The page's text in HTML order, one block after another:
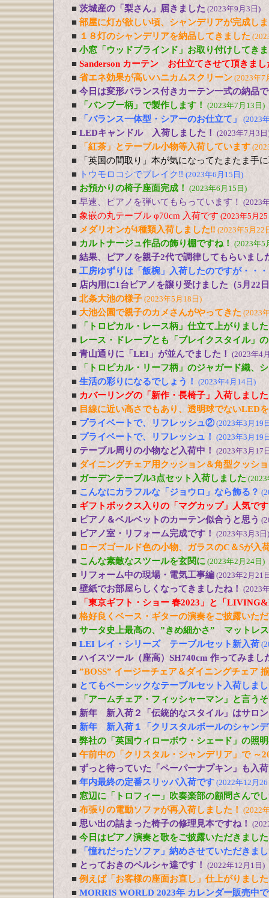
■ 茨城産の「梨さん」届きました (2023年9月3日)
■ 部屋に灯が欲しい頃、シャンデリアが完成し
■ １８灯のシャンデリアを納品してきました
■ 小窓「ウッドブラインド」お取り付けしてき
■ Sanderson カーテン お仕立てさせて頂きまし
■ 省エネ効果が高いハニカムスクリーン (2023年7
■ 今日は変形バランス付きカーテン一式の納品
■
「バンブー柄」で製作します！ (2023年7月13日)
■ 「バランス一体型・シアーのお仕立て」 (2023
■ LEDキャンドル 入荷しました！ (2023年7月3日
■ 「紅茶」とテーブル小物等入荷しています
■
「英国の間取り」本が気になってたまたま手
■
トウモロコシでブレイク‼ (2023年6月15日)
■ お預かりの椅子座面完成！ (2023年6月15日)
■ 早速、ピアノを弾いてもらっています！ (2023
■ 象嵌の丸テーブル φ70cm 入荷です (2023年5月
■ メダリオンが4種類入荷しました‼ (2023年5月22
■ カルトナージュ作品の飾り棚ですね！ (2023年5
■ 結果、ピアノを親子2代で調律してもらいまし
■ 工房ゆずりは「飯椀」入荷したのですが・・・
■ 店内用に1台ピアノを譲り受けました（5月22
■ 北条大池の様子 (2023年5月18日)
■ 大池公園で親子のカメさんがやってきた (2023
■ 「トロピカル・レース柄」仕立て上がりました
■ レース・ドレープとも「ブレイクスタイル」
■ 青山通りに「LEI」が並んでました！ (2023年4
■
「トロピカル・リーフ柄」のジャガード織、
■ 生活の彩りになるでしょう！ (2023年4月14日)
■ カバーリングの「新作・長椅子」入荷しまし
■ 目線に近い高さでもあり、透明球でないLED
■ プライベートで、リフレッシュ②(2023年3月19
■ プライベートで、リフレッシュ！ (2023年3月19
■ テーブル周りの小物など入荷中！ (2023年3月17
■ ダイニングチェア用クッション＆角型クッシ
■ ガーデンテーブル3点セット入荷しました
■ こんなにカラフルな「ジョウロ」なら飾る？
■ ギフトボックス入りの「マグカップ」人気で
■ ピアノ＆ベルベットのカーテン似合うと思う
■ ピアノ室・リフォーム完成です！ (2023年3月3日)
■ ローズゴールド色の小物、ガラスのC＆Sが入
■ こんな素敵なスツールを玄関に (2023年2月24日)
■ リフォーム中の現場・電気工事編 (2023年2月21
■ 壁紙でお部屋らしくなってきましたね！ (2023
■
「東京ギフト・ショー 春2023」と「
■ 格好良くベース・ギターの演奏をご披露いた
■ サータ史上最高の、”きめ細かさ” マットレ
■ LEI レイ・シリーズ テーブルセット新入荷
■ ハイスツール（座高）SH740cm 作ってみまし
■ ”BOSS” イージーチェア＆ダイニングチェア
■ とてもベーシックなテーブルセット入荷しま
■
「アームチェア・フィッシャーマン」と言う
■ 新年 新入荷２「伝統的なスタイル」はサロ
■ 新年 新入荷１「クリスタルボールのシャン
■ 弊社の「英国ウィローボウ・シェード」の照
■ 午前中の「クリスタル・シャンデリア」で ～
■ ずっと待っていた「ペーパーナプキン」も入
■ 年内最終の定番スリッパ入荷です (2022年12月
■ 窓辺に「トロフィー」吹奏楽部の顧問さんで
■ 布張りの電動ソファが再入荷しました！ (2022
■ 思い出の詰まった椅子の修理見本ですね！
■ 今日はピアノ演奏と歌をご披露いただきまし
■
「憧れだったソファ」納めさせていただきま
■ とっておきのペルシャ達です！ (2022年12月1日)
■ 例えば「お客様の座面お直し」仕上がりました
■ MORRIS WORLD 2023年 カレンダー販売中